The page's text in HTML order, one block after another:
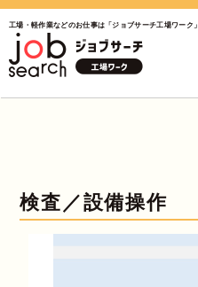
工場・軽作業などのお仕事は「ジョブサーチ工場ワーク」
検査／設備操作